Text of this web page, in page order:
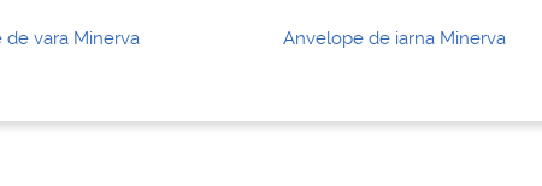
vara Minerva Anvelope de iarna Minerva